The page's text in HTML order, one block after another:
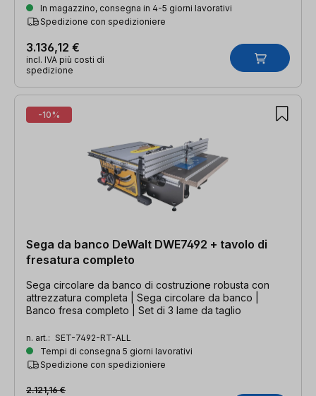
In magazzino, consegna in 4-5 giorni lavorativi
Spedizione con spedizioniere
3.136,12 €
incl. IVA più costi di
spedizione
-10%
Sega da banco DeWalt DWE7492 + tavolo di
fresatura completo
Sega circolare da banco di costruzione robusta con
attrezzatura completa | Sega circolare da banco |
Banco fresa completo | Set di 3 lame da taglio
n. art.: SET-7492-RT-ALL
Tempi di consegna 5 giorni lavorativi
Spedizione con spedizioniere
2.121,16 €